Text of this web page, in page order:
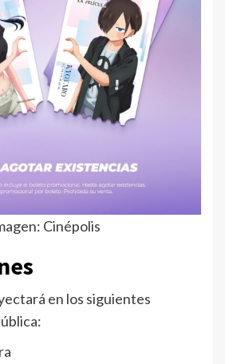
Cinépolis
en los siguientes